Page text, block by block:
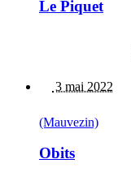
Le Piquet
3 mai 2022
(Mauvezin)
Obits